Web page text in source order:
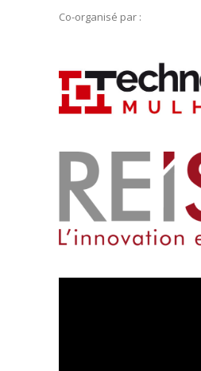
Co-organisé par :